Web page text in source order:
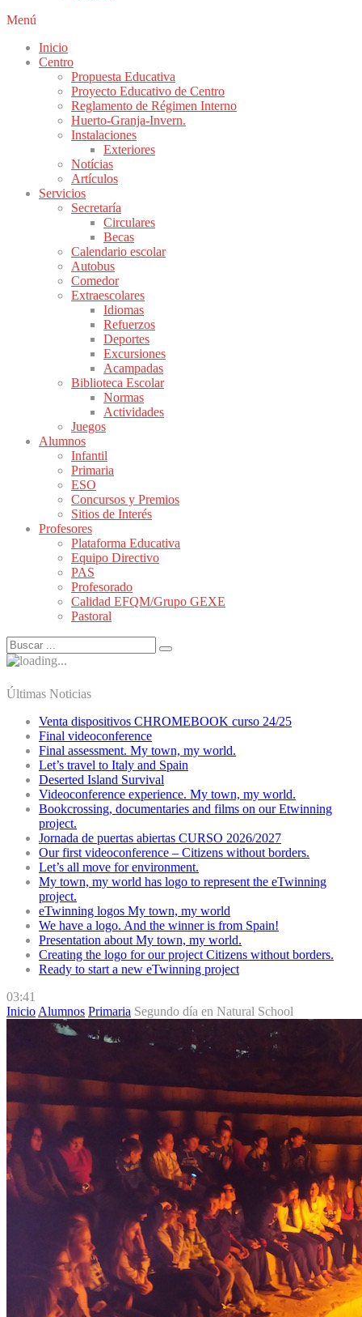
Menú
Inicio
Centro
Propuesta Educativa
Proyecto Educativo de Centro
Reglamento de Régimen Interno
Huerto-Granja-Invern.
Instalaciones
Exteriores
Notícias
Artículos
Servicios
Secretaría
Circulares
Becas
Calendario escolar
Autobus
Comedor
Extraescolares
Idiomas
Refuerzos
Deportes
Excursiones
Acampadas
Biblioteca Escolar
Normas
Actividades
Juegos
Alumnos
Infantil
Primaria
ESO
Concursos y Premios
Sitios de Interés
Profesores
Plataforma Educativa
Equipo Directivo
PAS
Profesorado
Calidad EFQM/Grupo GEXE
Pastoral
Últimas Noticias
Venta dispositivos CHROMEBOOK curso 24/25
Final videoconference
Final assessment. My town, my world.
Let’s travel to Italy and Spain
Deserted Island Survival
Videoconference experience. My town, my world.
Bookcrossing, documentaries and films on our Etwinning
project.
Jornada de puertas abiertas CURSO 2026/2027
Our first videoconference – Citizens without borders.
Let’s all move for environment.
My town, my world has logo to represent the eTwinning
project.
eTwinning logos My town, my world
We have a logo. And the winner is from Spain!
Presentation about My town, my world.
Creating the logo for our project Citizens without borders.
Ready to start a new eTwinning project
03:41
Inicio Alumnos Primaria Segundo día en Natural School